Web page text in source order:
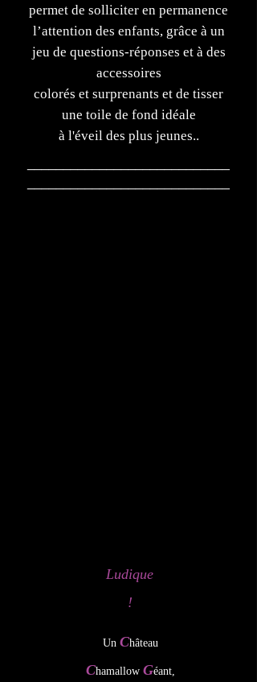
permet de solliciter en permanence
l’attention des enfants, grâce à un
jeu de questions-réponses et à des
accessoires
colorés et surprenants et de tisser
une toile de fond idéale
à l'éveil des plus jeunes..
Ludique
!
Un Château
Chamallow Géant,